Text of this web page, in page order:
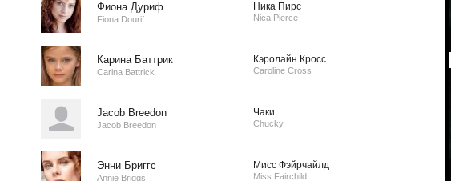
Фиона Дуриф
Fiona Dourif
Ника Пирс
Nica Pierce
Карина Баттрик
Carina Battrick
Кэролайн Кросс
Caroline Cross
Jacob Breedon
Jacob Breedon
Чаки
Chucky
Энни Бриггс
Annie Briggs
Мисс Фэйрчайлд
Miss Fairchild